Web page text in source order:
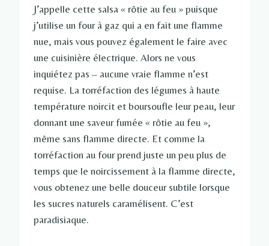
J’appelle cette salsa « rôtie au feu » puisque
j’utilise un four à gaz qui a en fait une flamme
nue, mais vous pouvez également le faire avec
une cuisinière électrique. Alors ne vous
inquiétez pas – aucune vraie flamme n’est
requise. La torréfaction des légumes à haute
température noircit et boursoufle leur peau, leur
donnant une saveur fumée « rôtie au feu »,
même sans flamme directe. Et comme la
torréfaction au four prend juste un peu plus de
temps que le noircissement à la flamme directe,
vous obtenez une belle douceur subtile lorsque
les sucres naturels caramélisent. C’est
paradisiaque.